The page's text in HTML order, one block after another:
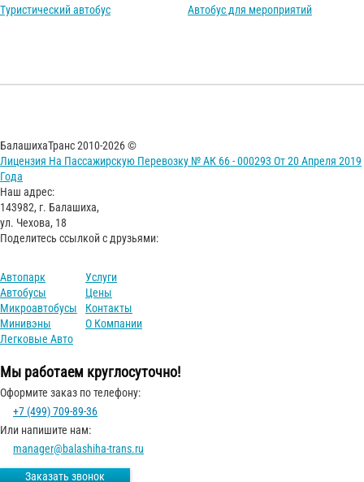
Туристический автобус
Автобус для мероприятий
БалашихаТранс 2010-2026 ©
Лицензия На Пассажирскую Перевозку № АК 66 - 000293 От 20 Апреля 2019
Года
Наш адрес:
143982, г. Балашиха,
ул. Чехова, 18
Поделитесь ссылкой с друзьями:
Автопарк
Автобусы
Микроавтобусы
Минивэны
Легковые Авто
Услуги
Цены
Контакты
О Компании
Мы работаем круглосуточно!
Оформите заказ по телефону:
+7 (499) 709-89-36
Или напишите нам:
manager@balashiha-trans.ru
Заказать звонок